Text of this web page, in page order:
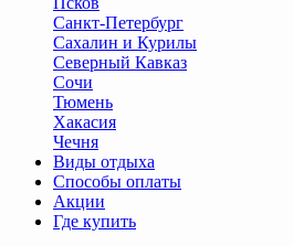
Санкт-Петербург
Сахалин и Курилы
Северный Кавказ
Сочи
Тюмень
Хакасия
Чечня
Виды отдыха
Способы оплаты
Акции
Где купить